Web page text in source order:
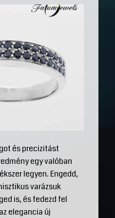
és precizitást
egy valóban
legyen. Engedd,
varázsuk
is, és fedezd fel
elegancia új